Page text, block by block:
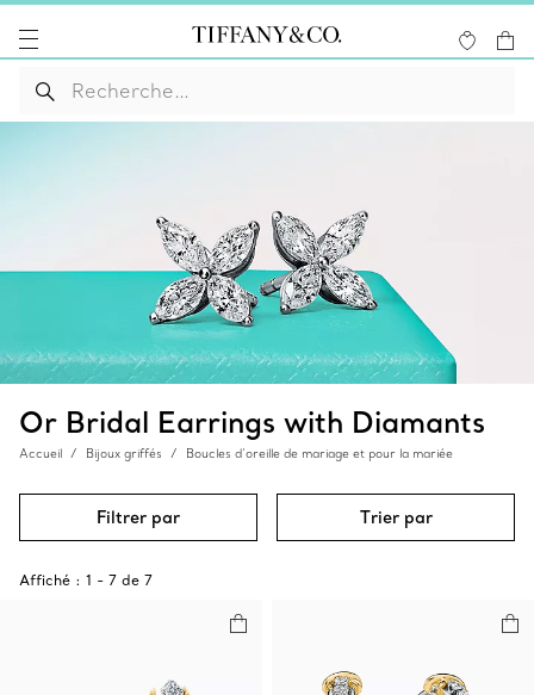
Or Bridal Earrings with Diamants
Accueil Bijoux griffés Boucles d’oreille de mariage et pour la mariée
Filtrer par Trier par
Affiché : 1 - 7 de 7